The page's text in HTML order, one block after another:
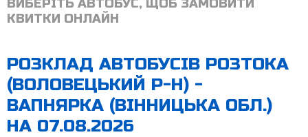
ВИБЕРІТЬ АВТОБУС, ЩОБ ЗАМОВИТИ
КВИТКИ ОНЛАЙН
РОЗКЛАД АВТОБУСІВ РОЗТОКА
(ВОЛОВЕЦЬКИЙ Р-Н) -
ВАПНЯРКА (ВІННИЦЬКА ОБЛ.)
НА 07.08.2026